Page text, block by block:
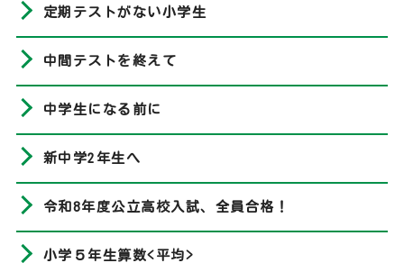
定期テストがない小学生
中間テストを終えて
中学生になる前に
新中学2年生へ
令和8年度公立高校入試、全員合格！
小学５年生算数<平均>